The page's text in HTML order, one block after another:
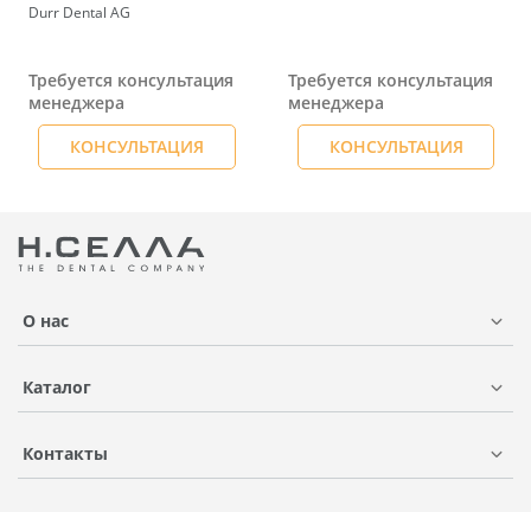
Durr Dental AG
Требуется консультация
менеджера
КОНСУЛЬТАЦИЯ
Требуется консультация
менеджера
КОНСУЛЬТАЦИЯ
О нас
Каталог
Контакты